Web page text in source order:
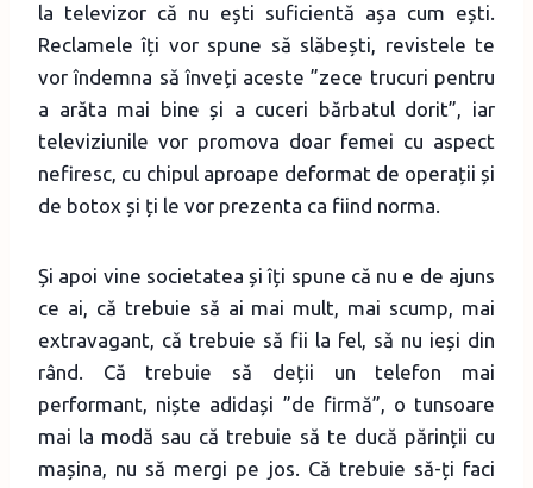
la televizor că nu ești suficientă așa cum ești.
Reclamele îți vor spune să slăbești, revistele te
vor îndemna să înveți aceste ”zece trucuri pentru
a arăta mai bine și a cuceri bărbatul dorit”, iar
televiziunile vor promova doar femei cu aspect
nefiresc, cu chipul aproape deformat de operații și
de botox și ți le vor prezenta ca fiind norma.
Și apoi vine societatea și îți spune că nu e de ajuns
ce ai, că trebuie să ai mai mult, mai scump, mai
extravagant, că trebuie să fii la fel, să nu ieși din
rând. Că trebuie să deții un telefon mai
performant, niște adidași ”de firmă”, o tunsoare
mai la modă sau că trebuie să te ducă părinții cu
mașina, nu să mergi pe jos. Că trebuie să-ți faci